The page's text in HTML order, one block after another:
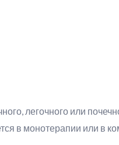
легочного или
в монотерапии или в